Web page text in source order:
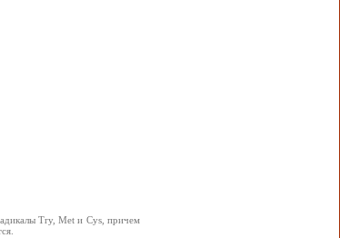
Try, Met и Cys, причем